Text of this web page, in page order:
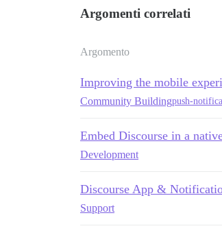
Argomenti correlati
Argomento
Improving the mobile
Community Buildingpush-
Embed Discourse in a
Development
Discourse App &
Support